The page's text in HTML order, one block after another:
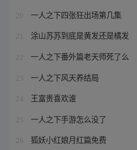
20 一人之下四张狂出场第几集
21 涂山苏苏到底是黄发还是橘发
22 一人之下番外篇老天师死了么
23 一人之下风天养结局
24 王富贵喜欢谁
25 一人之下手游怎么没了
26 狐妖小红娘月红篇免费